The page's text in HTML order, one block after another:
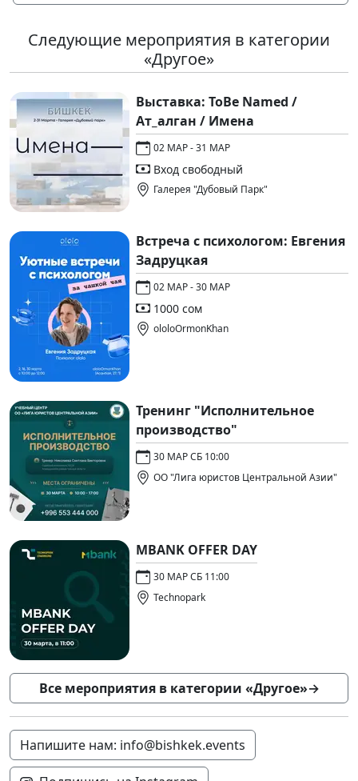
Следующие мероприятия в категории
«Другое»
Выставка: ToBe Named /
Ат_алган / Имена
02 МАР - 31 МАР
Вход свободный
Галерея "Дубовый Парк"
Встреча с психологом: Евгения
Задруцкая
02 МАР - 30 МАР
1000 сом
ololoOrmonKhan
Тренинг "Исполнительное
производство"
30 МАР СБ 10:00
ОО "Лига юристов Центральной Азии"
MBANK OFFER DAY
30 МАР СБ 11:00
Technopark
Все мероприятия в категории «Другое»→
Напишите нам: info@bishkek.events